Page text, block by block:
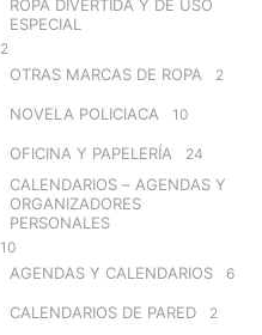
ROPA DIVERTIDA Y DE USO
ESPECIAL
2
OTRAS MARCAS DE ROPA 2
NOVELA POLICIACA 10
OFICINA Y PAPELERÍA 24
CALENDARIOS – AGENDAS Y
ORGANIZADORES
PERSONALES
10
AGENDAS Y CALENDARIOS 6
CALENDARIOS DE PARED 2